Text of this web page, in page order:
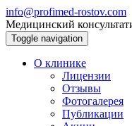
info@profimed-rostov.com
Медицинский
Toggle navigation
О клинике
Лицензии
Отзывы
Фотогалерея
Публикации